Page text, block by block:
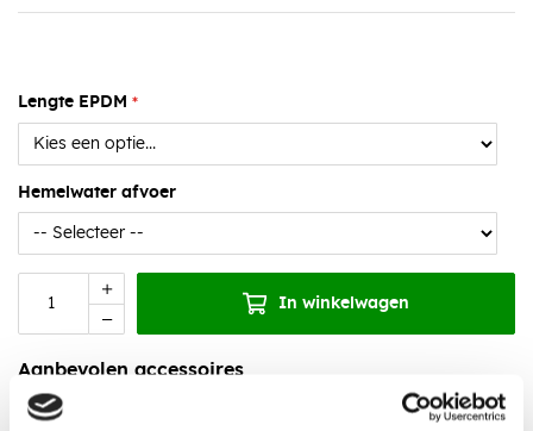
Lengte EPDM
Hemelwater afvoer
In winkelwagen
Aanbevolen accessoires